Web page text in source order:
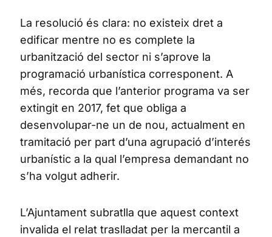
La resolució és clara: no existeix dret a
edificar mentre no es complete la
urbanització del sector ni s’aprove la
programació urbanística corresponent. A
més, recorda que l’anterior programa va ser
extingit en 2017, fet que obliga a
desenvolupar-ne un de nou, actualment en
tramitació per part d’una agrupació d’interés
urbanístic a la qual l’empresa demandant no
s’ha volgut adherir.
L’Ajuntament subratlla que aquest context
invalida el relat traslladat per la mercantil a